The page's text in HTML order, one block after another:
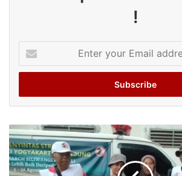
!
your
Email